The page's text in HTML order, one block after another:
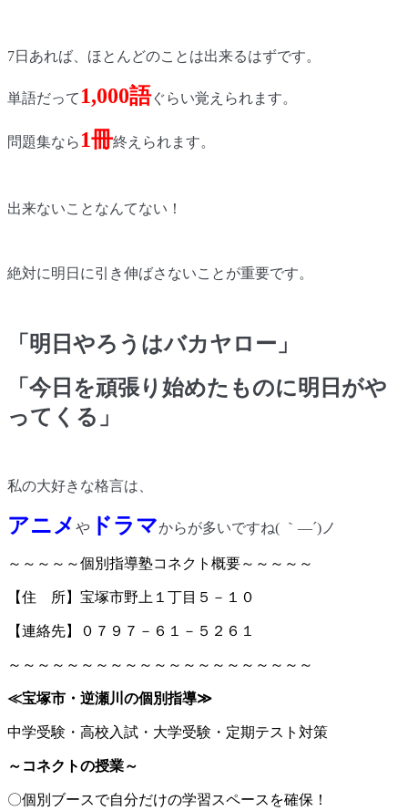
7日あれば、ほとんどのことは出来るはずです。
単語だって 1,000語ぐらい覚えられます。
問題集なら 1冊終えられます。
出来ないことなんてない！
絶対に明日に引き伸ばさないことが重要です。
「明日やろうはバカヤロー」
「今日を頑張り始めたものに明日がや
ってくる」
私の大好きな格言は、
アニメ や ドラマからが多いですね( ｀―´)ノ
～～～～～個別指導塾コネクト概要～～～～～
【住 所】宝塚市野上１丁目５－１０
【連絡先】０７９７－６１－５２６１
～～～～～～～～～～～～～～～～～～～～～
≪宝塚市・逆瀬川の個別指導≫
中学受験・高校入試・大学受験・定期テスト対策
～コネクトの授業～
〇個別ブースで自分だけの学習スペースを確保！